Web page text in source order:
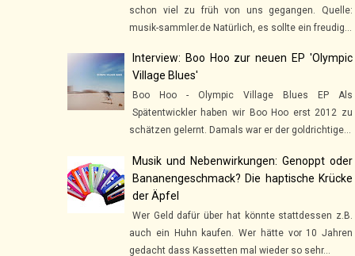
schon viel zu früh von uns gegangen. Quelle:
musik-sammler.de Natürlich, es sollte ein freudig...
Interview: Boo Hoo zur neuen EP 'Olympic
Village Blues'
Boo Hoo - Olympic Village Blues EP Als
Spätentwickler haben wir Boo Hoo erst 2012 zu
schätzen gelernt. Damals war er der goldrichtige...
Musik und Nebenwirkungen: Genoppt oder
Bananengeschmack? Die haptische Krücke
der Äpfel
Wer Geld dafür über hat könnte stattdessen z.B.
auch ein Huhn kaufen. Wer hätte vor 10 Jahren
gedacht dass Kassetten mal wieder so sehr...